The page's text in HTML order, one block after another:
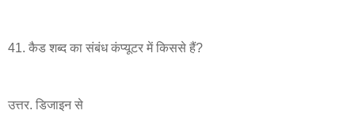
41. कैड शब्द का संबंध कंप्यूटर में किससे हैं?
उत्तर. डिजाइन से